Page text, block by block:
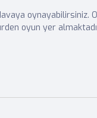
oynayabilirsiniz.
oyun yer